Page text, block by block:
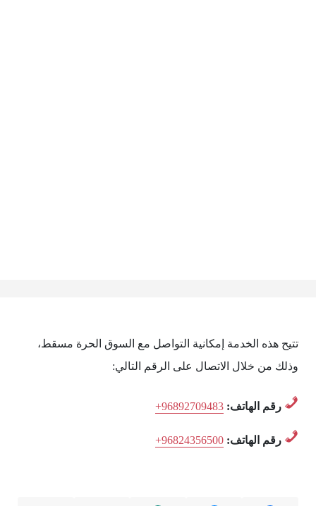
تتيح هذه الخدمة إمكانية التواصل مع السوق الحرة مسقط،
وذلك من خلال الاتصال على الرقم التالي:
رقم الهاتف: +96892709483
رقم الهاتف: +96824356500